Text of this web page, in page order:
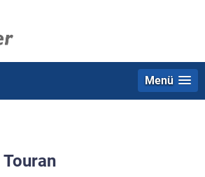
Menü